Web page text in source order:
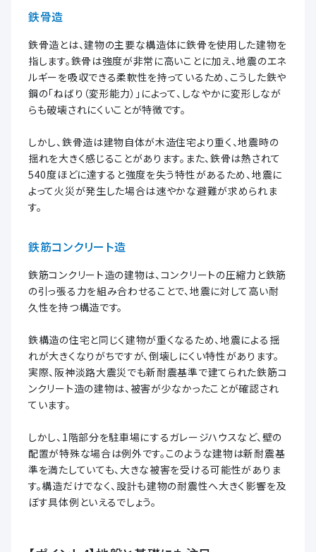
鉄骨造
鉄骨造とは、建物の主要な構造体に鉄骨を使用した建物を
指します。鉄骨は強度が非常に高いことに加え、地震のエネ
ルギーを吸収できる柔軟性を持っているため、こうした鉄や
鋼の「ねばり（変形能力）」によって、しなやかに変形しなが
らも破壊されにくいことが特徴です。
しかし、鉄骨造は建物自体が木造住宅より重く、地震時の
揺れを大きく感じることがあります。また、鉄骨は熱されて
540度ほどに達すると強度を失う特性があるため、地震に
よって火災が発生した場合は速やかな避難が求められま
す。
鉄筋コンクリート造
鉄筋コンクリート造の建物は、コンクリートの圧縮力と鉄筋
の引っ張る力を組み合わせることで、地震に対して高い耐
久性を持つ構造です。
鉄構造の住宅と同じく建物が重くなるため、地震による揺
れが大きくなりがちですが、倒壊しにくい特性があります。
実際、阪神淡路大震災でも新耐震基準で建てられた鉄筋コ
ンクリート造の建物は、被害が少なかったことが確認され
ています。
しかし、1階部分を駐車場にするガレージハウスなど、壁の
配置が特殊な場合は例外です。このような建物は新耐震基
準を満たしていても、大きな被害を受ける可能性がありま
す。構造だけでなく、設計も建物の耐震性へ大きく影響を及
ぼす具体例といえるでしょう。